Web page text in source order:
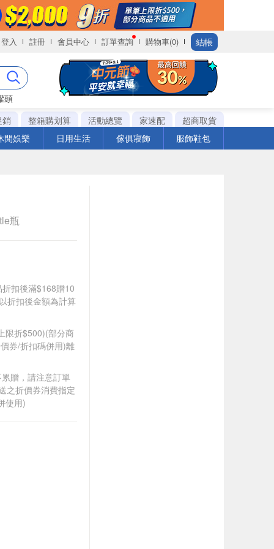
登入 註冊 會員中心 訂單查詢 購物車(0) 結帳
頭
銷
整箱購划算 活動總覽 家速配
超商取貨
閒娛樂
日用生活 傢俱寢飾 服飾鞋包
瓶
扣後滿$168贈10
折扣後金額為計算
限折$500)(部分商
券/折扣碼併用)離
贈，請注意訂單
之折價券消費指定
使用)